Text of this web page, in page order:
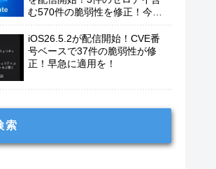
む570件の脆弱性を修正！今す
iOS26.5.2が配信開始！CVE番
号ベースで37件の脆弱性が修
正！早急に適用を！
索